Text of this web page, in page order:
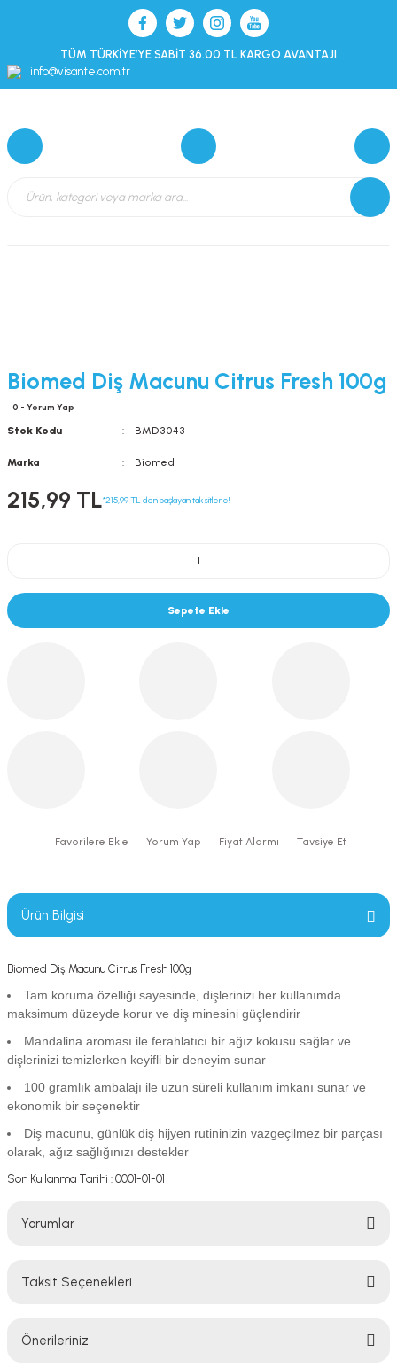
TÜM TÜRKİYE’YE SABİT 36.00 TL KARGO AVANTAJI
info@visante.com.tr
Biomed Diş Macunu Citrus Fresh 100g
0 - Yorum Yap
Stok Kodu BMD3043
Marka Biomed
215,99 TL*215,99 TL den başlayan taksitlerle!
Sepete Ekle
Yorum Yap Fiyat Alarmı Tavsiye Et
Ürün Bilgisi
Biomed Diş Macunu Citrus Fresh 100g
Tam koruma özelliği sayesinde, dişlerinizi her kullanımda
maksimum düzeyde korur ve diş minesini güçlendirir
Mandalina aroması ile ferahlatıcı bir ağız kokusu sağlar ve
dişlerinizi temizlerken keyifli bir deneyim sunar
100 gramlık ambalajı ile uzun süreli kullanım imkanı sunar ve
ekonomik bir seçenektir
Diş macunu, günlük diş hijyen rutininizin vazgeçilmez bir parçası
olarak, ağız sağlığınızı destekler
Son Kullanma Tarihi : 0001-01-01
Yorumlar
Taksit Seçenekleri
Önerileriniz